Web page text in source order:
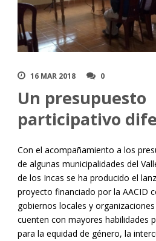
16 MAR 2018 0
Un presupuesto
participativo
Con el acompañamiento a los
de algunas municipalidades del
de los Incas se ha producido el
proyecto financiado por la AACID
gobiernos locales y
cuenten con mayores habilidades
para la equidad de género, la